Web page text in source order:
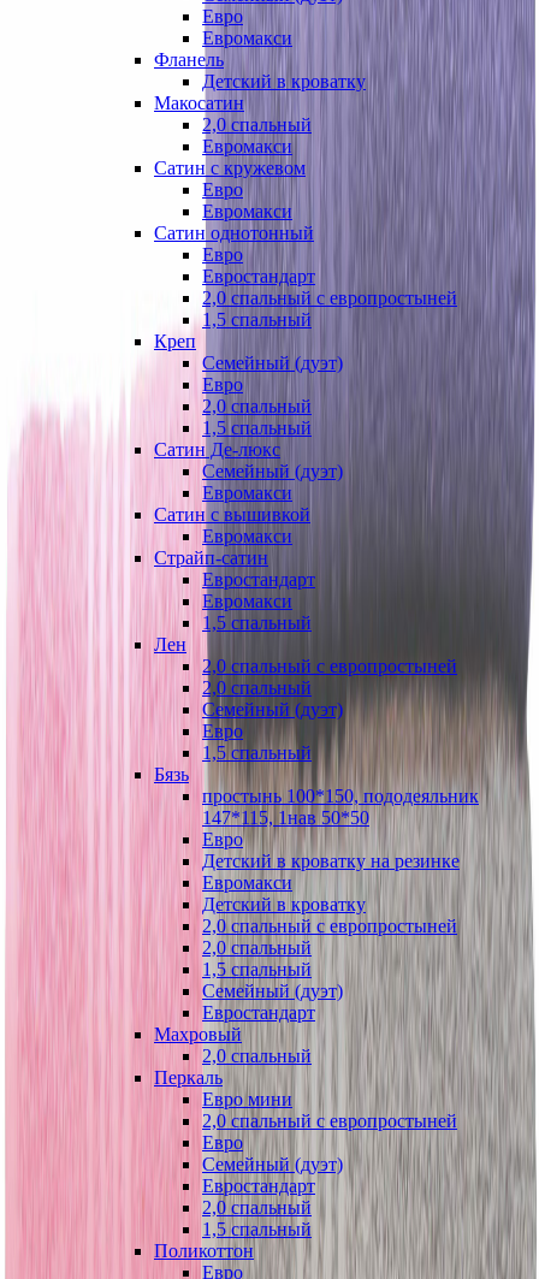
Евро
Евромакси
Фланель
Детский в кроватку
Макосатин
2,0 спальный
Евромакси
Сатин с кружевом
Евро
Евромакси
Сатин однотонный
Евро
Евростандарт
2,0 спальный с европростыней
1,5 спальный
Креп
Семейный (дуэт)
Евро
2,0 спальный
1,5 спальный
Сатин Де-люкс
Семейный (дуэт)
Евромакси
Сатин с вышивкой
Евромакси
Страйп-сатин
Евростандарт
Евромакси
1,5 спальный
Лен
2,0 спальный с европростыней
2,0 спальный
Семейный (дуэт)
Евро
1,5 спальный
Бязь
простынь 100*150, пододеяльник
147*115, 1нав 50*50
Евро
Детский в кроватку на резинке
Евромакси
Детский в кроватку
2,0 спальный с европростыней
2,0 спальный
1,5 спальный
Семейный (дуэт)
Евростандарт
Махровый
2,0 спальный
Перкаль
Евро мини
2,0 спальный с европростыней
Евро
Семейный (дуэт)
Евростандарт
2,0 спальный
1,5 спальный
Поликоттон
Евро